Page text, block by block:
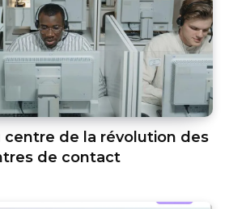
centre de la révolution des
de contact